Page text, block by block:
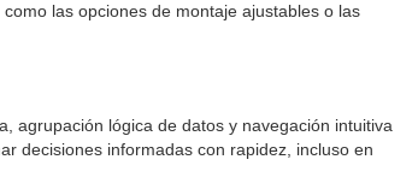
las opciones de montaje ajustables o las
agrupación lógica de datos y navegación intuitiva
decisiones informadas con rapidez, incluso en